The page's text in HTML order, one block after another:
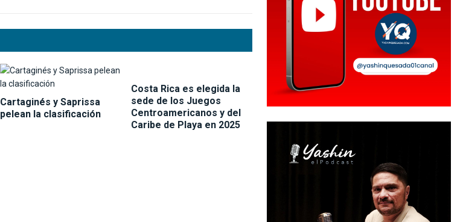
Cartaginés y Saprissa
pelean la clasificación
Costa Rica es elegida la
sede de los Juegos
Centroamericanos y del
Caribe de Playa en 2025